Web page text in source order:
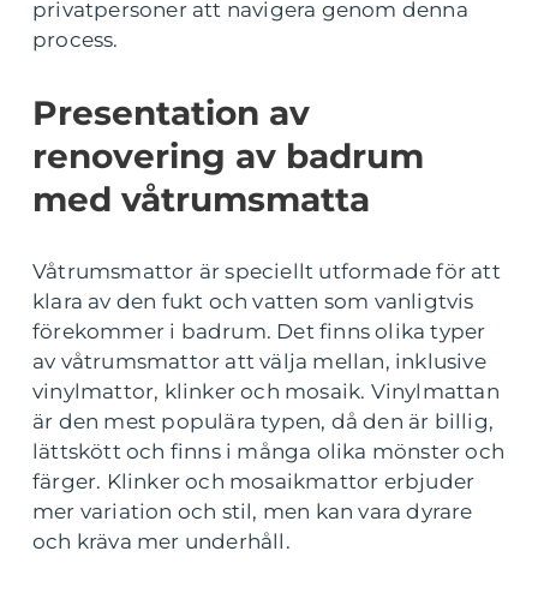
privatpersoner att navigera genom denna
process.
Presentation av
renovering av badrum
med våtrumsmatta
Våtrumsmattor är speciellt utformade för att
klara av den fukt och vatten som vanligtvis
förekommer i badrum. Det finns olika typer
av våtrumsmattor att välja mellan, inklusive
vinylmattor, klinker och mosaik. Vinylmattan
är den mest populära typen, då den är billig,
lättskött och finns i många olika mönster och
färger. Klinker och mosaikmattor erbjuder
mer variation och stil, men kan vara dyrare
och kräva mer underhåll.